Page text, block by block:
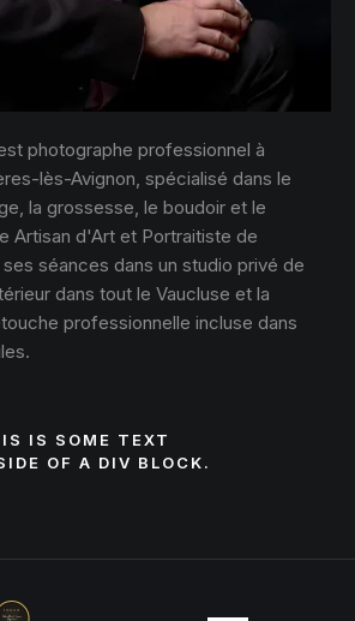
photographe professionnel à
lès-Avignon, spécialisé dans le
la grossesse, le boudoir et le
Artisan d'Art et Portraitiste de
séances dans un studio privé de
dans tout le Vaucluse et la
professionnelle incluse dans
IS SOME TEXT
OF A DIV BLOCK.